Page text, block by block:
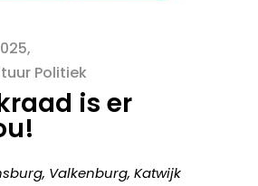
Politiek
is er
Valkenburg, Katwijk